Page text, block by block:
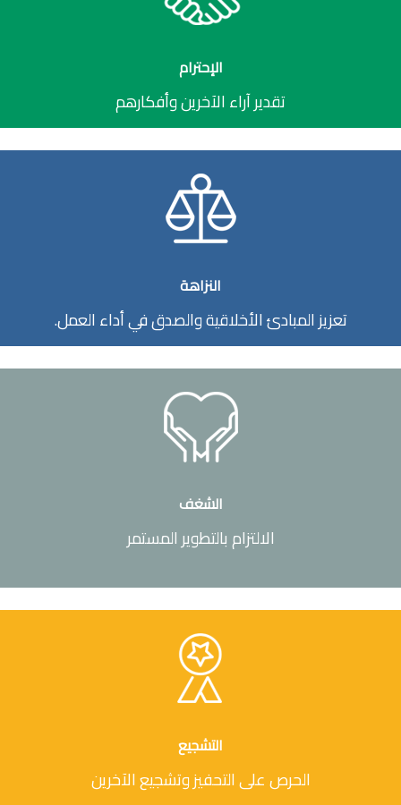
الإحترام
تقدير آراء الآخرين وأفكارهم
النزاهة
تعزيز المبادئ الأخلاقية والصدق في أداء العمل.
الشغف
الالتزام بالتطوير المستمر
التشجيع
الحرص على التحفيز وتشجيع الآخرين